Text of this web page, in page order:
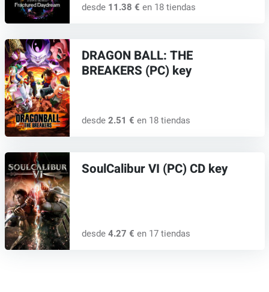
desde 11.38 € en 18 tiendas
DRAGON BALL: THE
BREAKERS (PC) key
desde 2.51 € en 18 tiendas
SoulCalibur VI (PC) CD key
desde 4.27 € en 17 tiendas